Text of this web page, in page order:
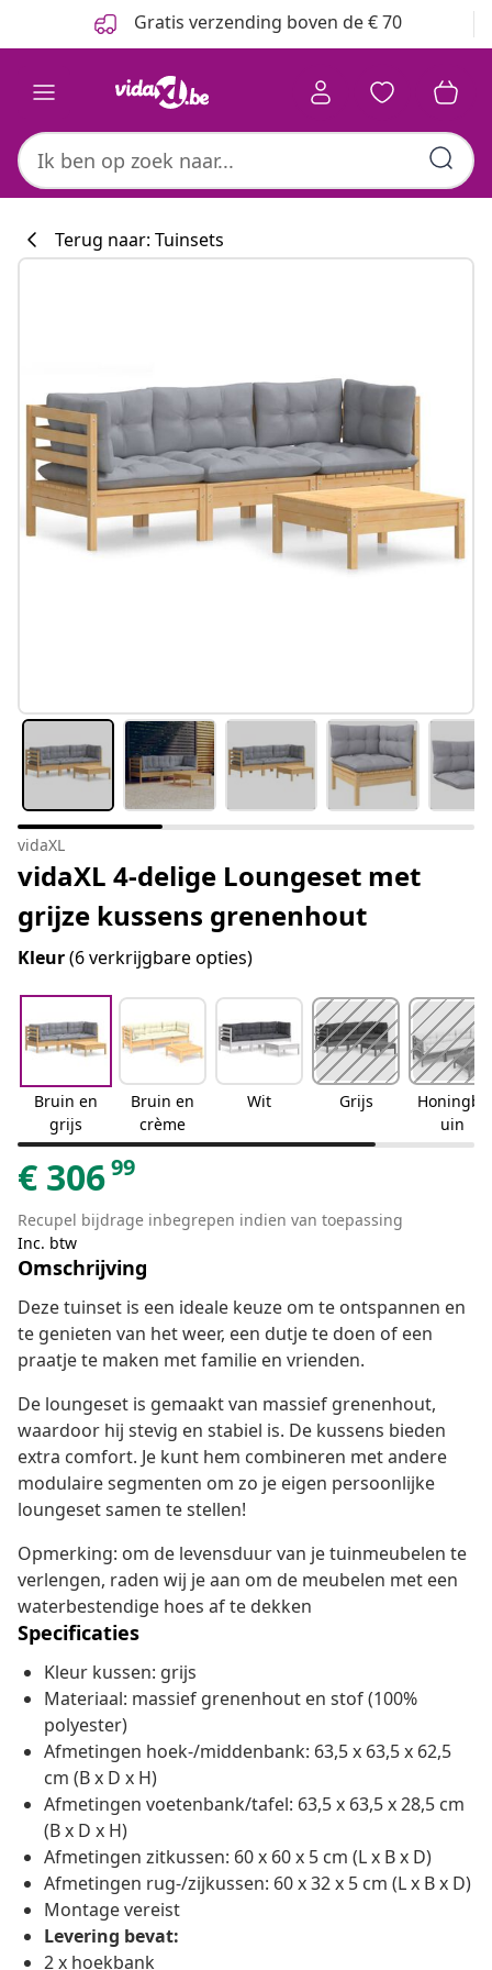
Gratis verzending boven de € 70
Terug naar: Tuinsets
vidaXL
vidaXL 4-delige Loungeset met
grijze kussens grenenhout
Kleur(6 verkrijgbare opties)
Bruin en
grijs
Bruin en
crème
Wit Grijs
Honingbr
uin
€ 30699
Recupel bijdrage inbegrepen indien van toepassing
Inc. btw
Omschrijving
Deze tuinset is een ideale keuze om te ontspannen en
te genieten van het weer, een dutje te doen of een
praatje te maken met familie en vrienden.
De loungeset is gemaakt van massief grenenhout,
waardoor hij stevig en stabiel is. De kussens bieden
extra comfort. Je kunt hem combineren met andere
modulaire segmenten om zo je eigen persoonlijke
loungeset samen te stellen!
Opmerking: om de levensduur van je tuinmeubelen te
verlengen, raden wij je aan om de meubelen met een
waterbestendige hoes af te dekken
Specificaties
Kleur kussen: grijs
Materiaal: massief grenenhout en stof (100%
polyester)
Afmetingen hoek-/middenbank: 63,5 x 63,5 x 62,5
cm (B x D x H)
Afmetingen voetenbank/tafel: 63,5 x 63,5 x 28,5 cm
(B x D x H)
Afmetingen zitkussen: 60 x 60 x 5 cm (L x B x D)
Afmetingen rug-/zijkussen: 60 x 32 x 5 cm (L x B x D)
Montage vereist
Levering bevat:
2 x hoekbank